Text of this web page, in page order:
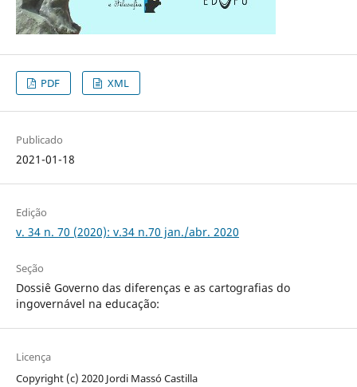
PDF XML
Publicado
2021-01-18
Edição
v. 34 n. 70 (2020): v.34 n.70 jan./abr. 2020
Seção
Dossiê Governo das diferenças e as cartografias do
ingovernável na educação:
Licença
Copyright (c) 2020 Jordi Massó Castilla